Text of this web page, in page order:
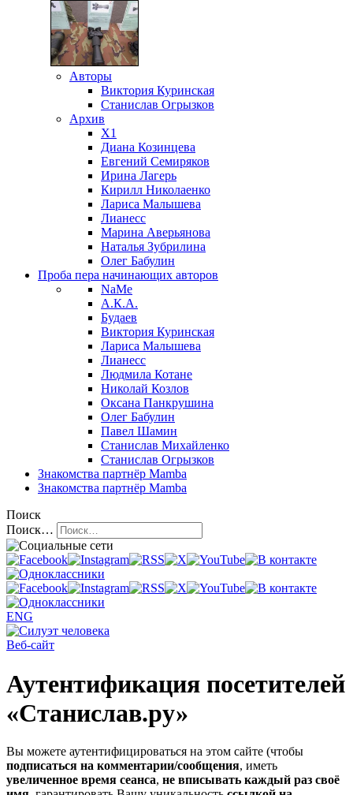
Авторы
Виктория Куринская
Станислав Огрызков
Архив
X1
Диана Козинцева
Евгений Семиряков
Ирина Лагерь
Кирилл Николаенко
Лариса Малышева
Лианесс
Марина Аверьянова
Наталья Зубрилина
Олег Бабулин
Проба пера начинающих авторов
NaMe
А.К.А.
Будаев
Виктория Куринская
Лариса Малышева
Лианесс
Людмила Котане
Николай Козлов
Оксана Панкрушина
Олег Бабулин
Павел Шамин
Станислав Михайленко
Станислав Огрызков
Знакомства партнёр Mamba
Знакомства партнёр Mamba
Поиск
Поиск…
ENG
Веб-сайт
Аутентификация посетителей
«Станислав.ру»
Вы можете аутентифицироваться на этом сайте (чтобы
подписаться на комментарии/сообщения, иметь
увеличенное время сеанса, не вписывать каждый раз своё